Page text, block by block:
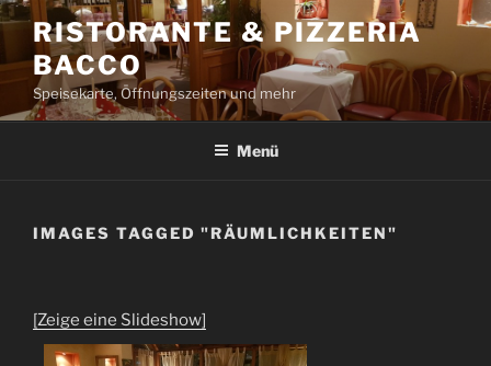
Zum
Inhalt
springen
RISTORANTE & PIZZERIA
BACCO
Speisekarte, Öffnungszeiten und mehr
Menü
IMAGES TAGGED "RÄUMLICHKEITEN"
[Zeige eine Slideshow]